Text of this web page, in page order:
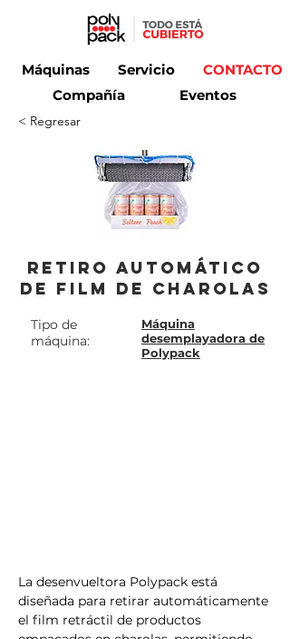
Máquinas Servicio
CONTACTO
Compañía
Eventos
< Regresar
Retiro automático
de film de charolas
Tipo de
máquina:
Máquina
desemplayadora de
Polypack
La desenvueltora Polypack está
diseñada para retirar automáticamente
el film retráctil de productos